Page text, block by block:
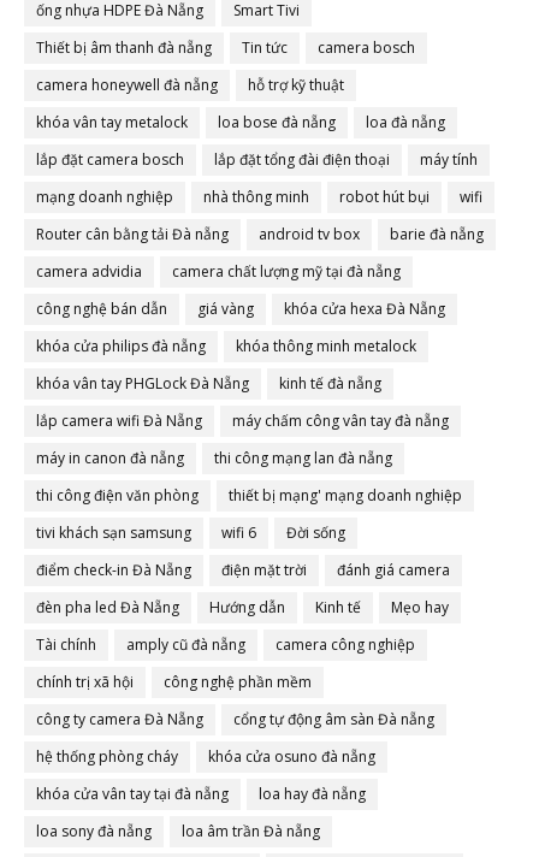
ống nhựa HDPE Đà Nẵng
Smart Tivi
Thiết bị âm thanh đà nẵng
Tin tức
camera bosch
camera honeywell đà nẵng
hỗ trợ kỹ thuật
khóa vân tay metalock
loa bose đà nẵng
loa đà nẵng
lắp đặt camera bosch
lắp đặt tổng đài điện thoại
máy tính
mạng doanh nghiệp
nhà thông minh robot hút bụi
wifi
Router cân bằng tải Đà nẵng
android tv box
barie đà nẵng
camera advidia
camera chất lượng mỹ tại đà nẵng
công nghệ bán dẫn
giá vàng
khóa cửa hexa Đà Nẵng
khóa cửa philips đà nẵng
khóa thông minh metalock
khóa vân tay PHGLock Đà Nẵng
kinh tế đà nẵng
lắp camera wifi Đà Nẵng
máy chấm công vân tay đà nẵng
máy in canon đà nẵng
thi công mạng lan đà nẵng
thi công điện văn phòng
thiết bị mạng' mạng doanh nghiệp
tivi khách sạn samsung
wifi 6
Đời sống
điểm check-in Đà Nẵng
điện mặt trời
đánh giá camera
đèn pha led Đà Nẵng
Hướng dẫn Kinh tế
Mẹo hay
Tài chính
amply cũ đà nẵng
camera công nghiệp
chính trị xã hội
công nghệ phần mềm
công ty camera Đà Nẵng
cổng tự động âm sàn Đà nẵng
hệ thống phòng cháy
khóa cửa osuno đà nẵng
khóa cửa vân tay tại đà nẵng
loa hay đà nẵng
loa sony đà nẵng
loa âm trần Đà nẵng